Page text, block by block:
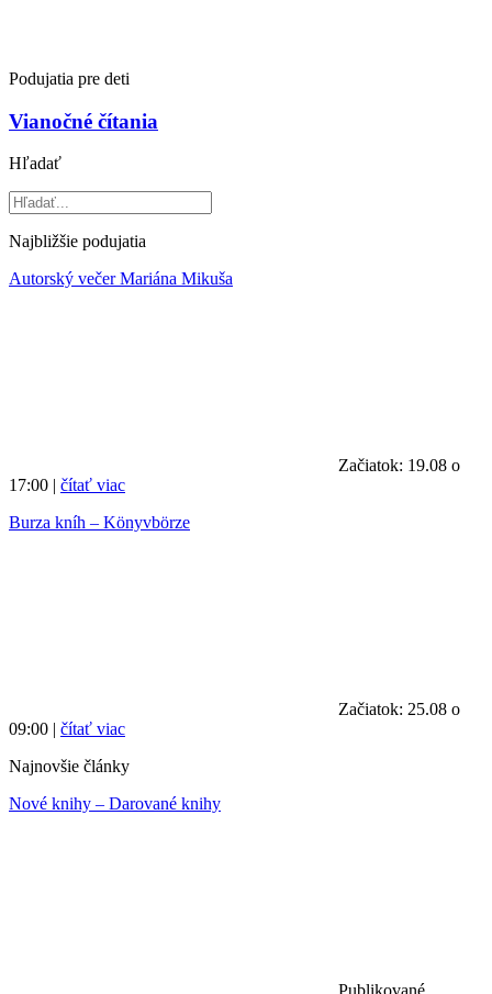
Podujatia pre deti
Vianočné čítania
Hľadať
Najbližšie podujatia
Autorský večer Mariána Mikuša
Začiatok: 19.08 o
17:00 | čítať viac
Burza kníh – Könyvbörze
Začiatok: 25.08 o
09:00 | čítať viac
Najnovšie články
Nové knihy – Darované knihy